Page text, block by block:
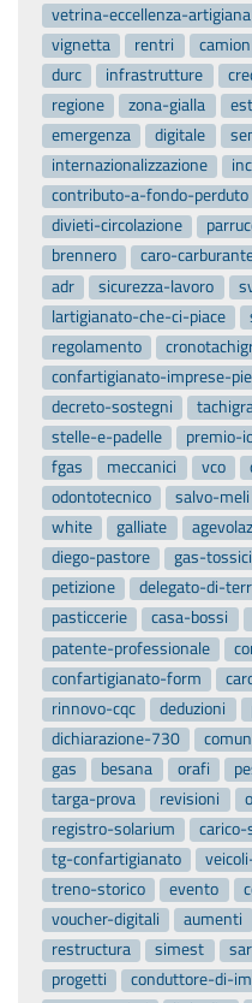
vetrina-eccellenza-artigiana
vignetta
rentri camion
durc
infrastrutture
regione
zona-gialla
emergenza
digitale
internazionalizzazione
contributo-a-fondo-perduto
divieti-circolazione
brennero
caro-
adr
sicurezza-lavoro
lartigianato-che-ci-piace
regolamento
confartigianato-imprese-
decreto-sostegni
stelle-e-padelle
premio-
fgas
meccanici vco
odontotecnico
salvo-meli
white
galliate
diego-pastore
gas-tossici
petizione
delegato-di-
pasticcerie
casa-bossi
patente-professionale
confartigianato-form
rinnovo-cqc
deduzioni
dichiarazione-730
gas
besana orafi
targa-prova
revisioni
registro-solarium
carico-
tg-confartigianato
treno-storico
evento
voucher-digitali
aumenti
restructura
simest
progetti
conduttore-di-